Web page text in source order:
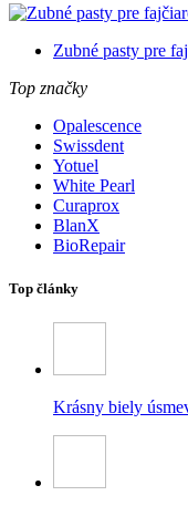
Zubné pasty pre
Top značky
Opalescence
Swissdent
Yotuel
White Pearl
Curaprox
BlanX
BioRepair
Top články
Krásny biely